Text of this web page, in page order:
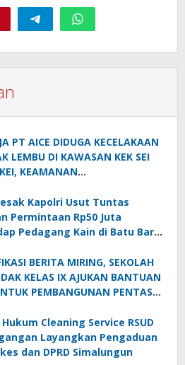
PT AICE DIDUGA KECELAKAAN
LEMBU DI KAWASAN KEK SEI
KEAMANAN
Kapolri Usut Tuntas
Permintaan Rp50 Juta
Pedagang Kain di Batu Bara:
BERITA MIRING, SEKOLAH
KELAS IX AJUKAN BANTUAN
PEMBANGUNAN PENTAS
Cleaning Service RSUD
Layangkan Pengaduan
dan DPRD Simalungun